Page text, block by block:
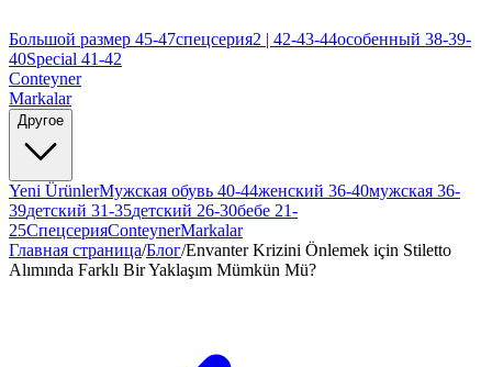
Большой размер 45-47спецсерия2 | 42-43-44особенный 38-39-
40Special 41-42
Conteyner
Markalar
Другое
Yeni ÜrünlerМужская обувь 40-44женский 36-40мужская 36-
39детский 31-35детский 26-30бебе 21-
25СпецсерияConteynerMarkalar
Главная страница/Блог/Envanter Krizini Önlemek için Stiletto
Alımında Farklı Bir Yaklaşım Mümkün Mü?